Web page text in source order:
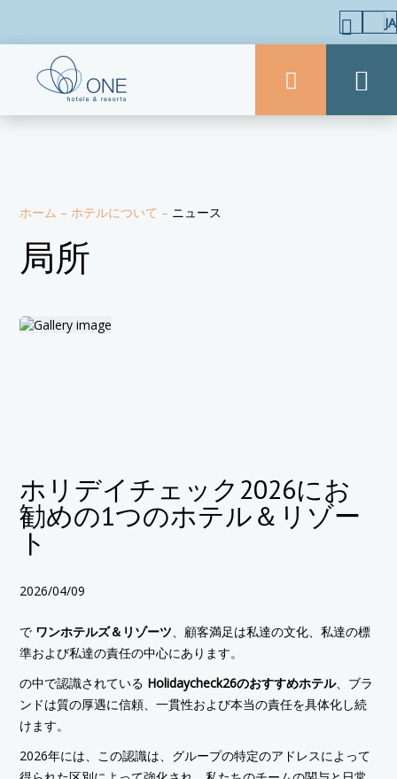
JA
ホーム –ホテルについて – ニュース
局所
ホリデイチェック2026にお
勧めの1つのホテル＆リゾー
ト
2026/04/09
で ワンホテルズ＆リゾーツ、顧客満足は私達の文化、私達の標
準および私達の責任の中心にあります。
の中で認識されている Holidaycheck26のおすすめホテル、ブラ
ンドは質の厚遇に信頼、一貫性および本当の責任を具体化し続
けます。
2026年には、この認識は、グループの特定のアドレスによって